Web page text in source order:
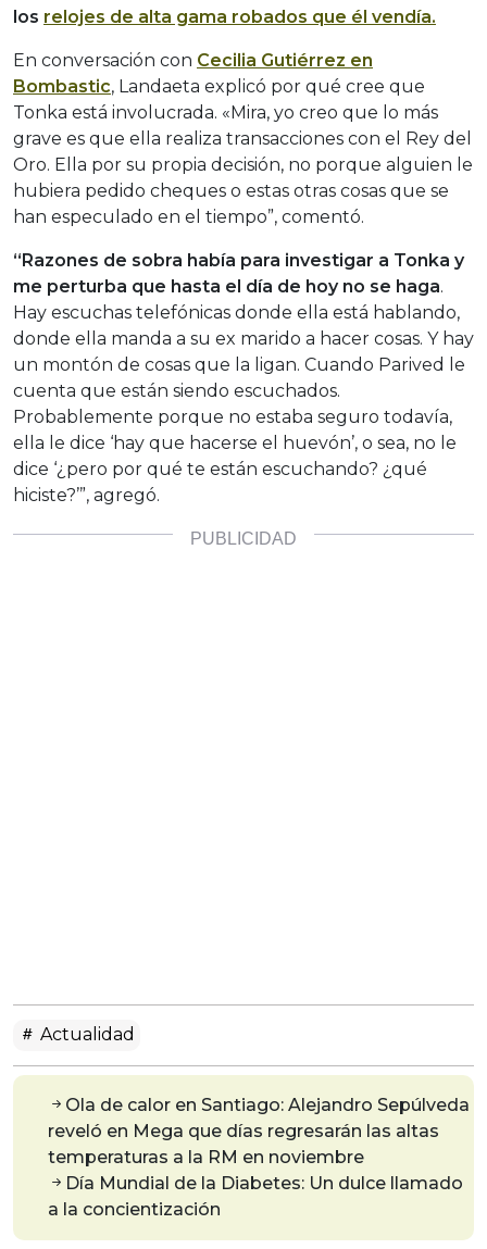
los relojes de alta gama robados que él vendía.
En conversación con Cecilia Gutiérrez en
Bombastic, Landaeta explicó por qué cree que
Tonka está involucrada. «Mira, yo creo que lo más
grave es que ella realiza transacciones con el Rey del
Oro. Ella por su propia decisión, no porque alguien le
hubiera pedido cheques o estas otras cosas que se
han especulado en el tiempo”, comentó.
“Razones de sobra había para investigar a Tonka y
me perturba que hasta el día de hoy no se haga.
Hay escuchas telefónicas donde ella está hablando,
donde ella manda a su ex marido a hacer cosas. Y hay
un montón de cosas que la ligan. Cuando Parived le
cuenta que están siendo escuchados.
Probablemente porque no estaba seguro todavía,
ella le dice ‘hay que hacerse el huevón’, o sea, no le
dice ‘¿pero por qué te están escuchando? ¿qué
hiciste?’”, agregó.
Actualidad
Ola de calor en Santiago: Alejandro Sepúlveda
reveló en Mega que días regresarán las altas
temperaturas a la RM en noviembre
Día Mundial de la Diabetes: Un dulce llamado
a la concientización